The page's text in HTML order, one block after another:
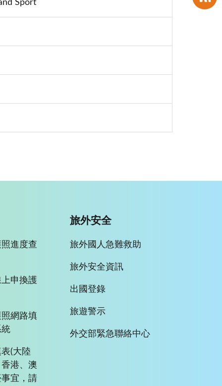
Sport
進度查
申換護
網路填
(大陸
港、澳
宜，請
旅外安全
旅外國人急難救助
旅外安全資訊
出國登錄
旅遊警示
外交部緊急聯絡中心